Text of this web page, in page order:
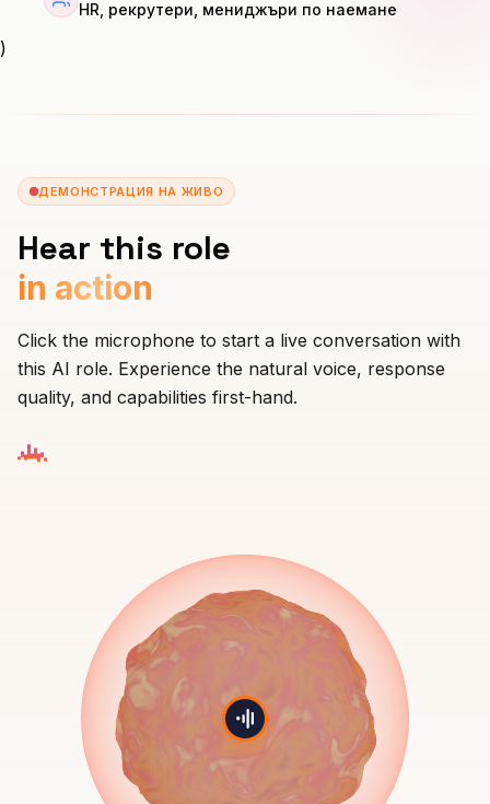
HR, рекрутери, мениджъри по наемане
)
ДЕМОНСТРАЦИЯ НА ЖИВО
Hear this role
in action
Click the microphone to start a live conversation with
this AI role. Experience the natural voice, response
quality, and capabilities first-hand.